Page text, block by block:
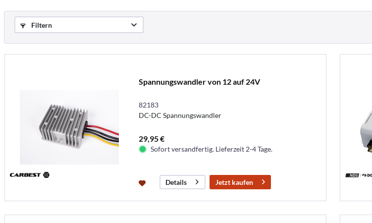
Filtern
Spannungswandler von 12 auf 24V
82183
DC-DC Spannungswandler
29,95 €
Sofort versandfertig. Lieferzeit 2-4 Tage.
Details Jetzt kaufen